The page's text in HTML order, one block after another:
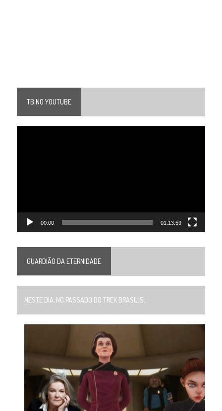
TB NO YOUTUBE
00:00 01:13:59
GUARDIÃO DA ETERNIDADE
NESTE DIA, NO PASSADO DO TREK BRASILIS...